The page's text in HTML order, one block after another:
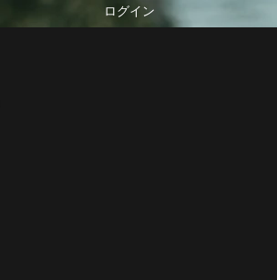
ログイン